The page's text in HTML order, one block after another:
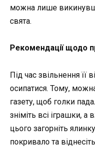
можна лише
свята.
Рекомендації щодо
Під час звільнення її
осипатися. Тому,
газету, щоб голки
зніміть всі іграшки, а
цього загорніть
покривало та